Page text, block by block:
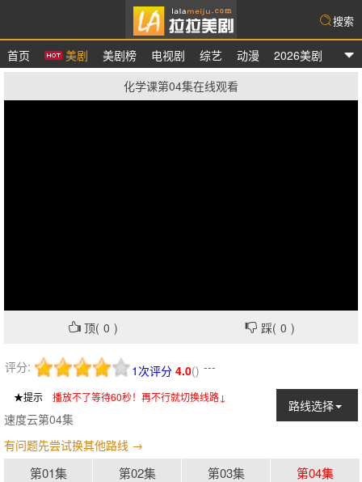
拉拉美剧
首页 美剧 美剧榜 电视剧 综艺 动漫 2026美剧
搜索
化学课第04集在线观看
顶( 0 ) 踩( 0 )
评分: 4.0(
1次评分 ) ---
★提示 播放不了等待60秒！再不行就切换线路↓
路线选择
速度云第04集
有问题先尝试换其他路线 →
第01集 第02集 第03集
第04集